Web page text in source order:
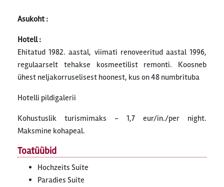
Asukoht :
Hotell :
Ehitatud 1982. aastal, viimati renoveeritud aastal 1996,
regulaarselt tehakse kosmeetilist remonti. Koosneb
ühest neljakorruselisest hoonest, kus on 48 numbrituba
Hotelli pildigalerii
Kohustuslik turismimaks - 1,7 eur/in./per night.
Maksmine kohapeal.
Toatüübid
Hochzeits Suite
Paradies Suite